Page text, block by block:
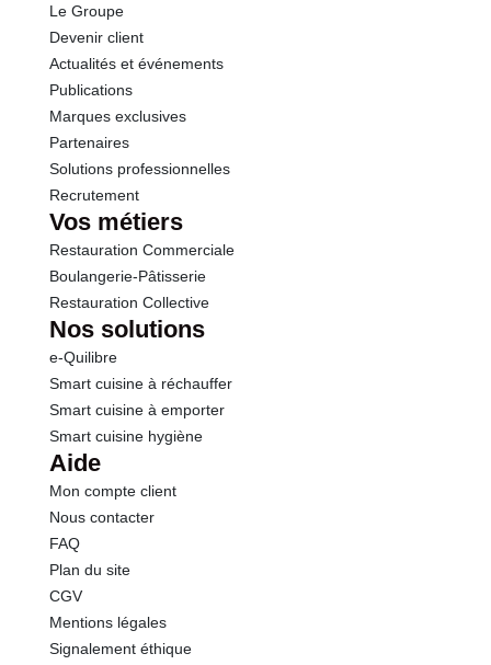
Protéines
Sel
Calcium
Le Groupe
Devenir client
Actualités et événements
Publications
Marques exclusives
Partenaires
Solutions professionnelles
Recrutement
Vos métiers
Restauration Commerciale
Boulangerie-Pâtisserie
Restauration Collective
Nos solutions
e-Quilibre
Smart cuisine à réchauffer
Smart cuisine à emporter
Smart cuisine hygiène
Aide
Mon compte client
Nous contacter
FAQ
Plan du site
CGV
Mentions légales
Signalement éthique